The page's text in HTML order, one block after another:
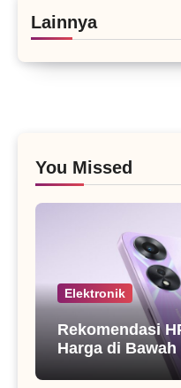
Lainnya
You Missed
Elektronik
Rekomendasi
Harga di Bawah